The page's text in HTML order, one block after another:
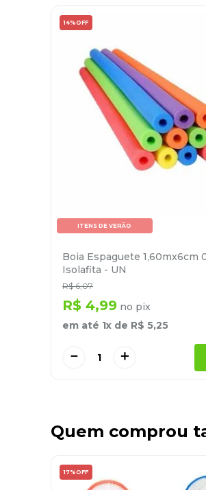
14% OFF
ITENS DE VERÃO
Boia Espaguete 1,60mx6cm
Isolafita - UN
R$ 6,07
R$ 4,99 no pix
em até 1x de R$ 5,25
＋
－
Quem comprou
17% OFF